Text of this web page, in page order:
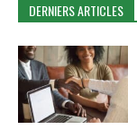
DERNIERS ARTICLES